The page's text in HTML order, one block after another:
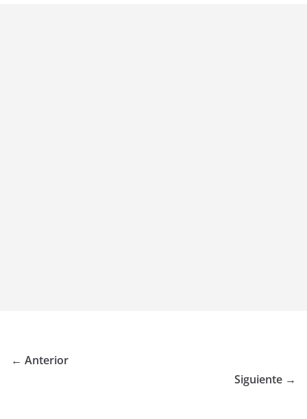
← Anterior
Siguiente →